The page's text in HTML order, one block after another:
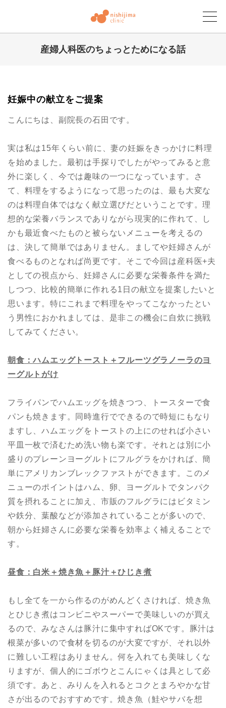
産婦人科医のちょっとためになる話
妊娠中の献立をご提案
こんにちは、副院長の石田です。
実は私は15年くらい前に、妻の妊娠をきっかけに料理
を始めました。最初は手探りでしたがやってみると意
外に楽しく、今では趣味の一つになっています。さ
て、料理をするようになって思ったのは、最も大変な
のは料理自体ではなく献立選びだということです。理
想的な栄養バランスでありながら現実的に作れて、し
かも最近食べたものと被らないメニューを考えるの
は、決して簡単ではありません。ましてや妊婦さんが
食べるものとなれば尚更です。そこで今回は産科医+夫
としての視点から、妊婦さんに必要な栄養条件を満た
しつつ、比較的簡単に作れる1日の献立を提案したいと
思います。特にこれまで料理をやってこなかったとい
う男性におかれましては、是非この機会に自炊に挑戦
してみてください。
朝食：ハムエッグトースト ＋ フルーツグラノーラのヨ
ーグルトがけ
フライパンでハムエッグを焼きつつ、トースターで食
パンも焼きます。同時進行でできるので時短にもなり
ますし、ハムエッグをトーストの上にのせれば小さい
平皿一枚で済むため洗い物も楽です。それとは別に小
盛りのプレーンヨーグルトにフルグラをかければ、簡
単にアメリカンブレックファストができます。このメ
ニューのポイントはハム、卵、ヨーグルトでタンパク
質を摂れることに加え、市販のフルグラにはビタミン
や鉄分、葉酸などが添加されていることが多いので、
朝から妊婦さんに必要な栄養を効率よく補えることで
す。
昼食：白米＋焼き魚 ＋豚汁＋ひじき煮
もし全てを一から作るのがめんどくさければ、焼き魚
とひじき煮はコンビニやスーパーで美味しいのが買え
るので、みなさんは豚汁に集中すればOKです。豚汁は
根菜が多いので食材を切るのが大変ですが、それ以外
に難しい工程はありません。何を入れても美味しくな
りますが、個人的にゴボウとこんにゃくは具として必
須です。あと、みりんを入れるとコクとまろやかな甘
さが出るのでおすすめです。焼き魚（鮭やサバを想